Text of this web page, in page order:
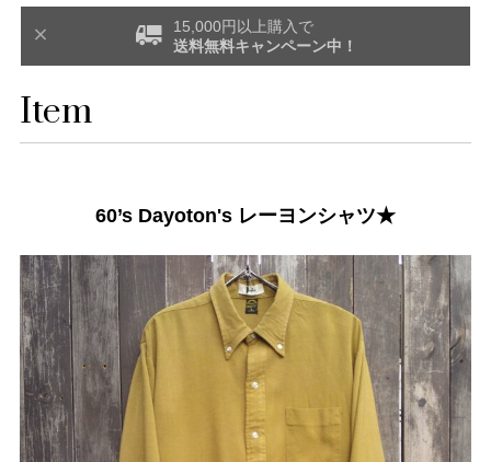
15,000円以上購入で
送料無料キャンペーン中！
Item
60’s Dayoton's レーヨンシャツ★